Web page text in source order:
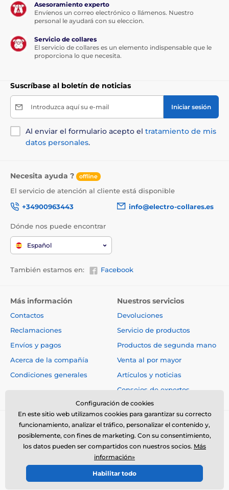
Asesoramiento experto
Envíenos un correo electrónico o llámenos. Nuestro
personal le ayudará con su eleccion.
Servicio de collares
El servicio de collares es un elemento indispensable que le
proporciona lo que necesita.
Suscríbase al boletín de noticias
Introduzca aquí su e-mail Iniciar sesión
Al enviar el formulario acepto el tratamiento de mis
datos personales.
Necesita ayuda ? offline
El servicio de atención al cliente está disponible
+34900963443
info@electro-collares.es
Dónde nos puede encontrar
Español
También estamos en: Facebook
Más información
Contactos
Reclamaciones
Envíos y pagos
Acerca de la compañía
Condiciones generales
Nuestros servicios
Devoluciones
Servicio de productos
Productos de segunda mano
Venta al por mayor
Artículos y noticias
Consejos de expertos
© 2026 www.electro-collares.es ⦁ Tienda electrónica creada por
SIMPLIA.cz
Configuración de cookies
En este sitio web utilizamos cookies para garantizar su correcto
funcionamiento, analizar el tráfico, personalizar el contenido y,
posiblemente, con fines de marketing. Con su consentimiento,
los datos pueden ser compartidos con nuestros socios. Más
información»
Habilitar todo